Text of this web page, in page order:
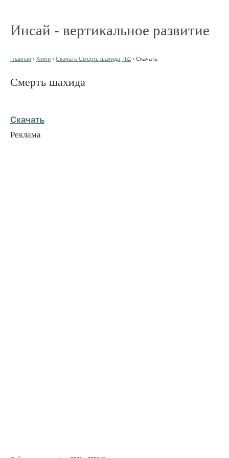
Инсай - вертикальное развитие
Главная › Книги › Скачать Смерть шахида, fb2 › Скачать
Смерть шахида
Скачать
Реклама